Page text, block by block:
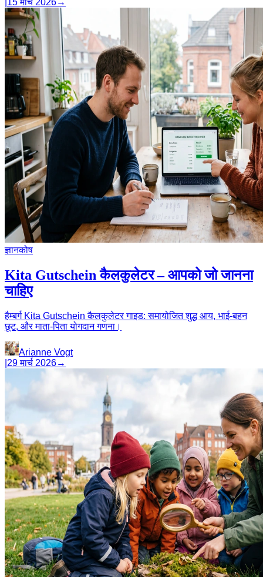
15 मार्च 2026→
ज्ञानकोष
Kita Gutschein कैलकुलेटर – आपको जो जानना
चाहिए
हैम्बर्ग Kita Gutschein कैलकुलेटर गाइड: समायोजित शुद्ध आय, भाई-बहन
छूट, और माता-पिता योगदान गणना।
Arianne Vogt
29 मार्च 2026→